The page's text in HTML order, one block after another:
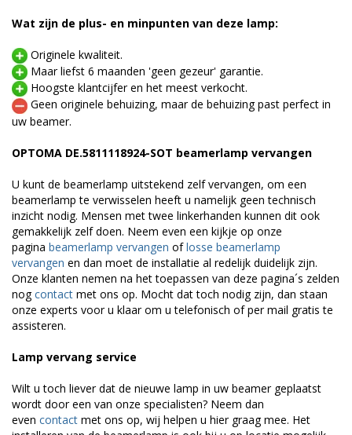
Wat zijn de plus- en minpunten van deze lamp:
Originele kwaliteit.
Maar liefst 6 maanden 'geen gezeur' garantie.
Hoogste klantcijfer en het meest verkocht.
Geen originele behuizing, maar de behuizing past perfect in
uw beamer.
OPTOMA DE.5811118924-SOT beamerlamp vervangen
U kunt de beamerlamp uitstekend zelf vervangen, om een
beamerlamp te verwisselen heeft u namelijk geen technisch
inzicht nodig. Mensen met twee linkerhanden kunnen dit ook
gemakkelijk zelf doen. Neem even een kijkje op onze
pagina beamerlamp vervangen oflosse beamerlamp
vervangen en dan moet de installatie al redelijk duidelijk zijn.
Onze klanten nemen na het toepassen van deze pagina´s zelden
nogcontact met ons op. Mocht dat toch nodig zijn, dan staan
onze experts voor u klaar om u telefonisch of per mail gratis te
assisteren.
Lamp vervang service
Wilt u toch liever dat de nieuwe lamp in uw beamer geplaatst
wordt door een van onze specialisten? Neem dan
even contact met ons op, wij helpen u hier graag mee. Het